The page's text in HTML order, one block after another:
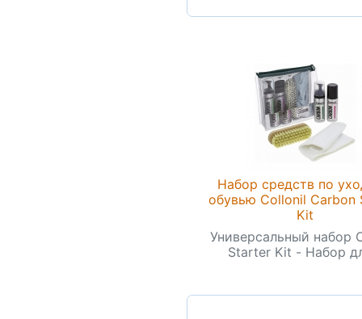
Набор средств по
обувью Collonil Carbon
Kit
Универсальный набор
Starter Kit - Набор